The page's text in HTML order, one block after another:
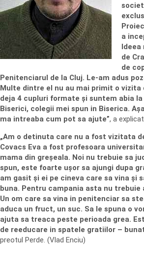
a
Ideea
de
de
Penitenciarul de la Cluj. Le-am adus
Multe dintre el nu au mai primit o vizita
deja 4 cupluri formate și suntem abia
Biserici, colegii mei spun in Biserica.
ma intreaba cum pot sa ajute”, a
„Am o detinuta care nu a fost vizitata
Covacs Eva a fost profesoara
mama din greșeala. Noi nu trebuie sa
spun, este foarte ușor sa ajungi dupa
am gasit și ei pe cineva care sa vina și
buna. Pentru campania asta nu
Un om care sa vina in penitenciar sa
aduca un fruct, un suc. Sa le spuna o
ajuta sa treaca peste perioada grea.
de reeducare in spatele gratiilor –
preotul Perde. (Vlad Enciu)